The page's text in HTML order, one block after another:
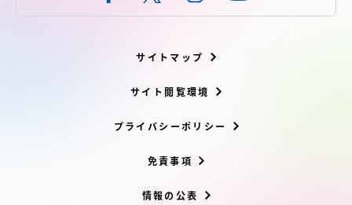
サイトマップ
サイト閲覧環境
プライバシーポリシー
免責事項
情報の公表